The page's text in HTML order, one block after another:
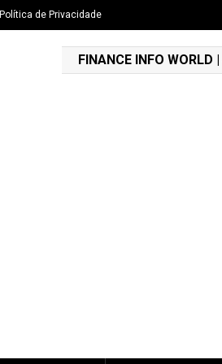
Política de Privacidade
FINANCE INFO WORLD